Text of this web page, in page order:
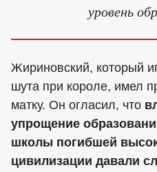
уровень
Жириновский, который
шута при короле, имел
матку. Он огласил, что
упрощение
школы погибшей
цивилизации давали